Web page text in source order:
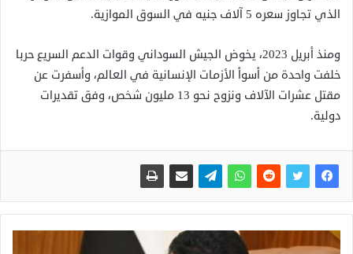
الذي تجاوز سعره 5 آلاف جنيه في السوق الموازية.
ومنذ أبريل 2023، يخوض الجيش السوداني وقوات الدعم السريع حربا
خلفت واحدة من أسوأ الأزمات الإنسانية في العالم، وأسفرت عن
مقتل عشرات الآلاف ونزوح نحو 13 مليون شخص، وفق تقديرات
دولية.